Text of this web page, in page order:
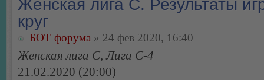
Женская лига С. Результаты
круг
БОТ форума » 24 фев 2020, 16:40
Женская лига С, Лига С-4
21.02.2020 (20:00)